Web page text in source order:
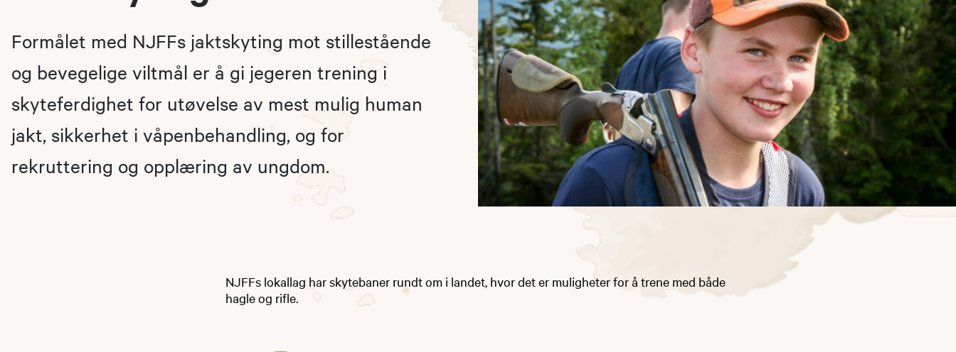
Formålet med NJFFs jaktskyting mot stillestående
og bevegelige viltmål er å gi jegeren trening i
skyteferdighet for utøvelse av mest mulig human
jakt, sikkerhet i våpenbehandling, og for
rekruttering og opplæring av ungdom.
NJFFs lokallag har skytebaner rundt om i landet, hvor det er muligheter for å trene med både
hagle og rifle.